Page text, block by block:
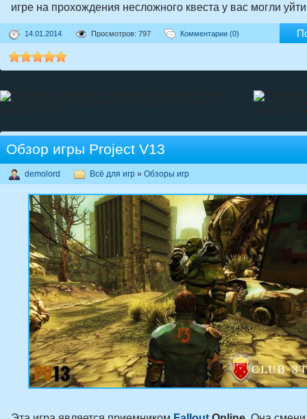
игре на прохождения несложного квеста у вас могли
14.01.2014 Просмотров: 797 Комментарии (0)
Обзор игры Project V13
demolord Всё для игр » Обзоры игр